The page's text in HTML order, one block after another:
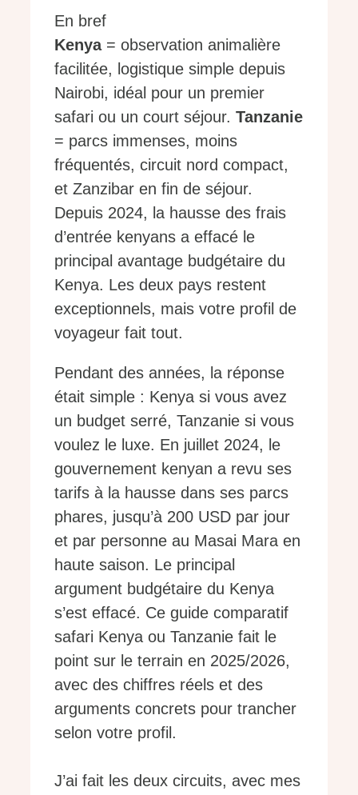
En bref
Kenya= observation animalière
facilitée, logistique simple depuis
Nairobi, idéal pour un premier
safari ou un court séjour. Tanzanie
= parcs immenses, moins
fréquentés, circuit nord compact,
et Zanzibar en fin de séjour.
Depuis 2024, la hausse des frais
d’entrée kenyans a effacé le
principal avantage budgétaire du
Kenya. Les deux pays restent
exceptionnels, mais votre profil de
voyageur fait tout.
Pendant des années, la réponse
était simple : Kenya si vous avez
un budget serré, Tanzanie si vous
voulez le luxe. En juillet 2024, le
gouvernement kenyan a revu ses
tarifs à la hausse dans ses parcs
phares, jusqu’à 200 USD par jour
et par personne au Masai Mara en
haute saison. Le principal
argument budgétaire du Kenya
s’est effacé. Ce guide comparatif
safari Kenya ou Tanzanie fait le
point sur le terrain en 2025/2026,
avec des chiffres réels et des
arguments concrets pour trancher
selon votre profil.
J’ai fait les deux circuits, avec mes